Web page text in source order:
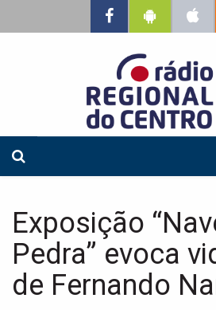
Exposição
Pedra” evoca
de Fernando